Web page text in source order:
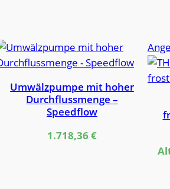
Umwälzpumpe mit hoher
Durchflussmenge –
Speedflow
1.718,36 €